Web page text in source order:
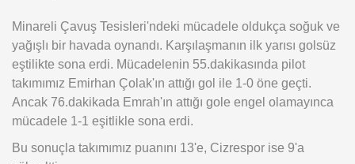
iOS
Minareli Çavuş Tesisleri'ndeki mücadele oldukça soğuk ve
yağışlı bir havada oynandı. Karşılaşmanın ilk yarısı golsüz
eştilikte sona erdi. Mücadelenin 55.dakikasında pilot
takımımız Emirhan Çolak'ın attığı gol ile 1-0 öne geçti.
Ancak 76.dakikada Emrah'ın attığı gole engel olamayınca
mücadele 1-1 eşitlikle sona erdi.
Bu sonuçla takımımız puanını 13'e, Cizrespor ise 9'a